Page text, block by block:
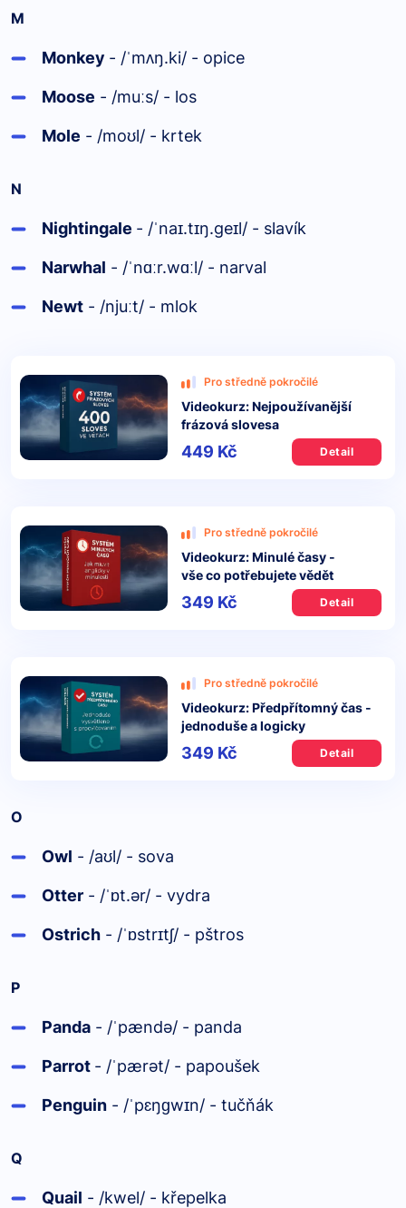
M
Monkey - /ˈmʌŋ.ki/ - opice
Moose - /muːs/ - los
Mole - /moʊl/ - krtek
N
Nightingale - /ˈnaɪ.tɪŋ.geɪl/ - slavík
Narwhal - /ˈnɑːr.wɑːl/ - narval
Newt - /njuːt/ - mlok
Pro středně pokročilé
Videokurz: Nejpoužívanější
frázová slovesa
449 Kč Detail
Pro středně pokročilé
Videokurz: Minulé časy -
vše co potřebujete vědět
349 Kč Detail
Pro středně pokročilé
Videokurz: Předpřítomný čas -
jednoduše a logicky
349 Kč Detail
O
Owl - /aʊl/ - sova
Otter - /ˈɒt.ər/ - vydra
Ostrich - /ˈɒstrɪtʃ/ - pštros
P
Panda - /ˈpændə/ - panda
Parrot - /ˈpærət/ - papoušek
Penguin - /ˈpɛŋɡwɪn/ - tučňák
Q
Quail - /kwel/ - křepelka